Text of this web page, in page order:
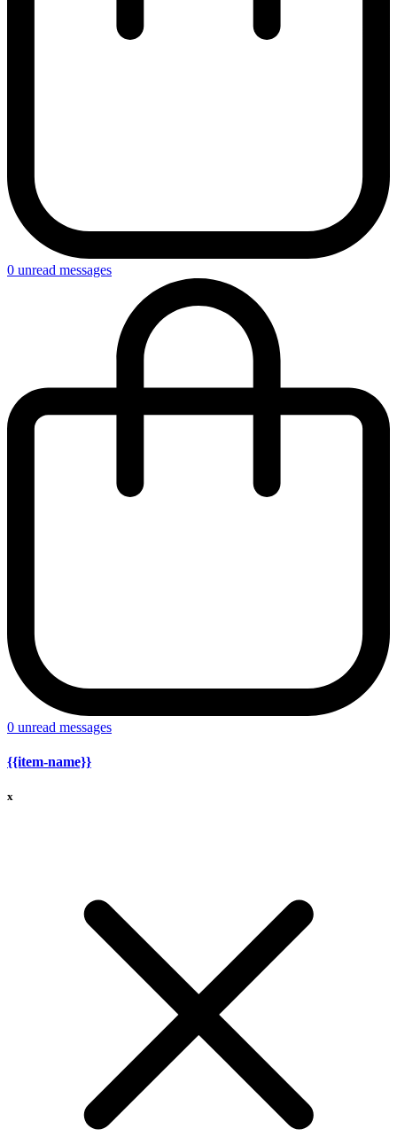
0 unread messages
0 unread messages
{{item-name}}
x